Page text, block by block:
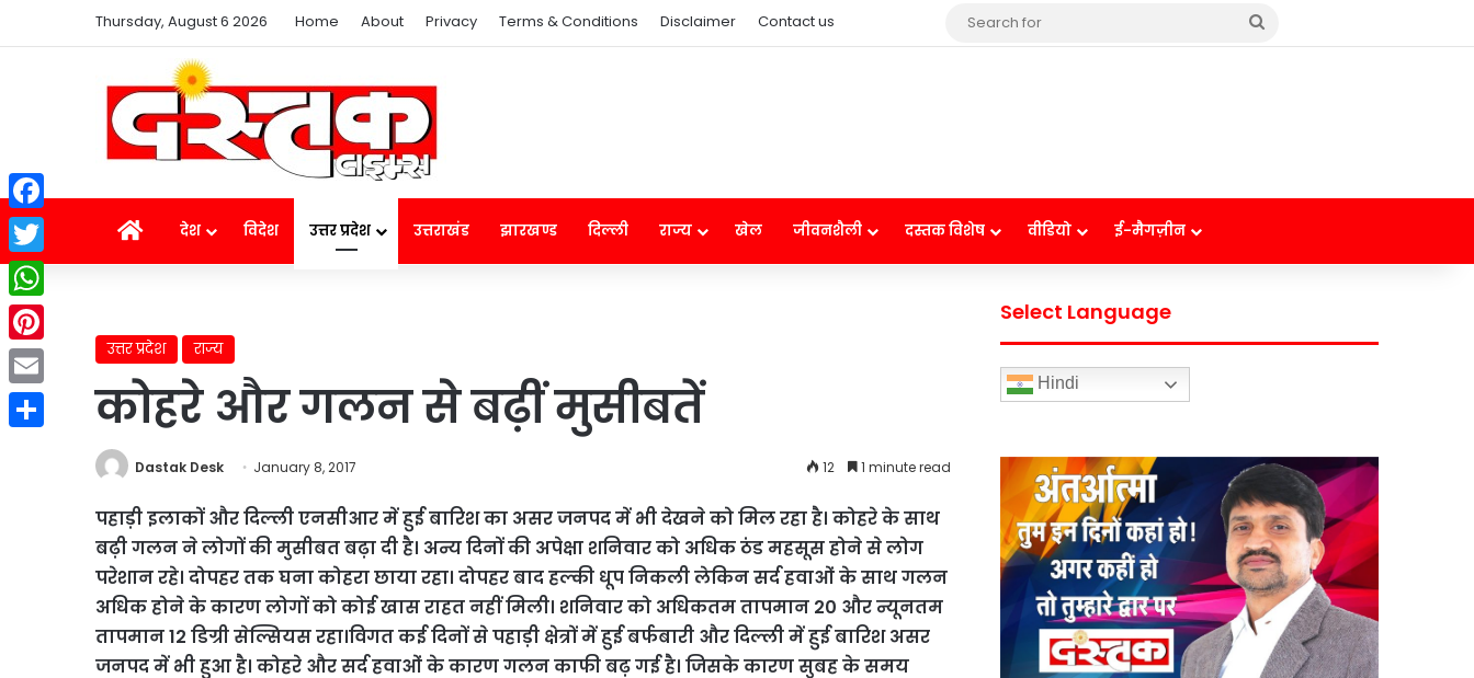
Thursday, August 6 2026 Home About Privacy Terms & Conditions Disclaimer Contact us
Homeदेश विदेश उत्तर प्रदेश उत्तराखंड झारखण्ड दिल्ली राज्य खेल जीवनशैली दस्तक विशेष वीडियो ई-मैगज़ीन
उत्तर प्रदेश राज्य
कोहरे और गलन से बढ़ीं मुसीबतें
Dastak Desk January 8, 2017 12 1 minute read
पहाड़ी इलाकों और दिल्ली एनसीआर में हुई बारिश का असर जनपद में भी देखने को मिल रहा है। कोहरे के साथ
बढ़ी गलन ने लोगों की मुसीबत बढ़ा दी है। अन्य दिनों की अपेक्षा शनिवार को अधिक ठंड महसूस होने से लोग
परेशान रहे। दोपहर तक घना कोहरा छाया रहा। दोपहर बाद हल्की धूप निकली लेकिन सर्द हवाओं के साथ गलन
अधिक होने के कारण लोगों को कोई खास राहत नहीं मिली। शनिवार को अधिकतम तापमान 20 और न्यूनतम
तापमान 12 डिग्री सेल्सियस रहा।विगत कई दिनों से पहाड़ी क्षेत्रों में हुई बर्फबारी और दिल्ली में हुई बारिश असर
जनपद में भी हुआ है। कोहरे और सर्द हवाओं के कारण गलन काफी बढ़ गई है। जिसके कारण सुबह के समय
Select Language
Hindi
Facebook
Twitter
WhatsApp
Pinterest
Email